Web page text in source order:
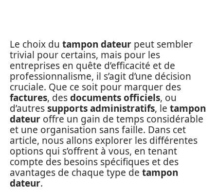
Le choix du tampon dateur peut sembler
trivial pour certains, mais pour les
entreprises en quête d’efficacité et de
professionnalisme, il s’agit d’une décision
cruciale. Que ce soit pour marquer des
factures, desdocuments officiels, ou
d’autressupports administratifs, le tampon
dateur offre un gain de temps considérable
et une organisation sans faille. Dans cet
article, nous allons explorer les différentes
options qui s’offrent à vous, en tenant
compte des besoins spécifiques et des
avantages de chaque type de tampon
dateur.